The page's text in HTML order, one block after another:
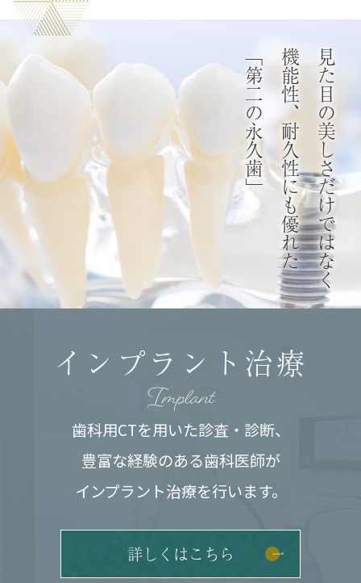
見た目の美しさだけではなく
機能性、耐久性にも優れた
「第二の永久歯」
インプラント治療
Implant
歯科用CTを用いた診査・診断、
豊富な経験のある歯科医師が
インプラント治療を行います。
詳しくはこちら